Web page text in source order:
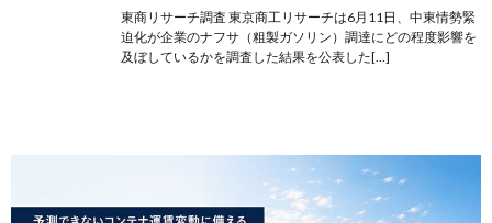
東商リサーチ調査 東京商工リサーチは6月11日、中東情勢緊
迫化が企業のナフサ（粗製ガソリン）調達にどの程度影響を
及ぼしているかを調査した結果を公表した[…]